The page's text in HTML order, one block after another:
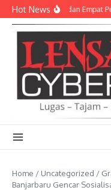
Lewati ke konten
Hot NewsTNI AD dan Empat
Home / Uncategorized /
Banjarbaru Gencar